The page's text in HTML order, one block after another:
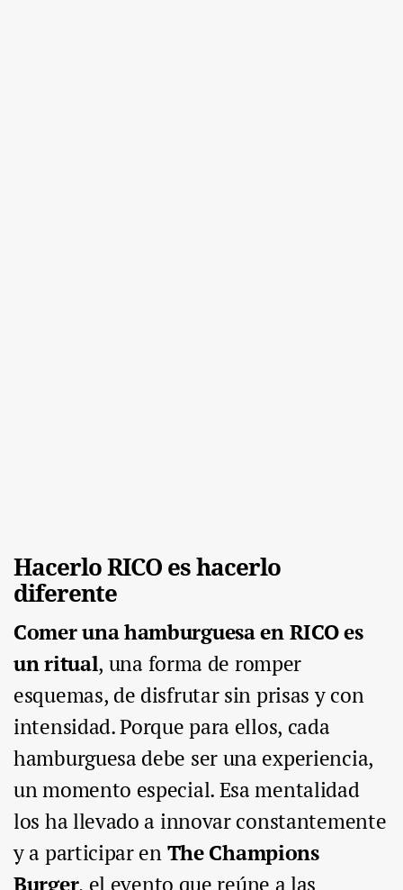
Hacerlo RICO es hacerlo
diferente
Comer una hamburguesa en RICO es
un ritual, una forma de romper
esquemas, de disfrutar sin prisas y con
intensidad. Porque para ellos, cada
hamburguesa debe ser una experiencia,
un momento especial. Esa mentalidad
los ha llevado a innovar constantemente
y a participar enThe Champions
Burger, el evento que reúne a las